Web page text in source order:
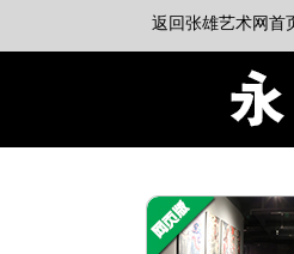
返回张雄艺术网首